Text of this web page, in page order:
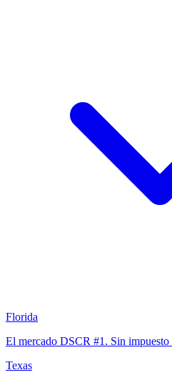
Florida
El mercado DSCR #1. Sin impuesto
Texas